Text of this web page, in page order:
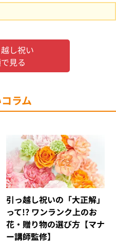
し祝い
見る
ラム
引っ越し祝いの「大正解」
って!? ワンランク上のお
花・贈り物の選び方【マナ
ー講師監修】